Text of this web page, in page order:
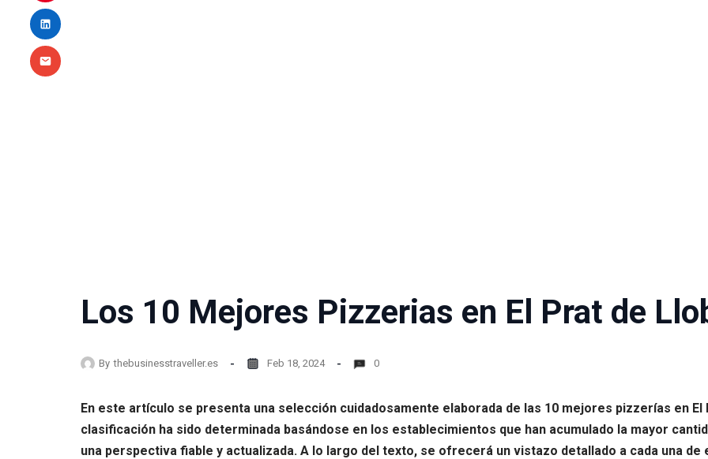
Los 10 Mejores Pizzerias en El Prat de
By thebusinesstraveller.es Feb 18, 2024 0
En este artículo se presenta una selección cuidadosamente elaborada de las 10 mejores pizzerías en El
clasificación ha sido determinada basándose en los establecimientos que han acumulado la mayor
una perspectiva fiable y actualizada. A lo largo del texto, se ofrecerá un vistazo detallado a cada una